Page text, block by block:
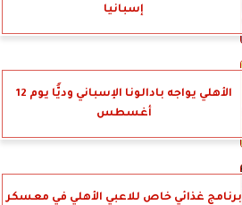
إسبانيا
الأهلي يواجه بادالونا الإسباني وديًّا يوم 12
أغسطس
برنامج غذائي خاص للاعبي الأهلي في معسكر